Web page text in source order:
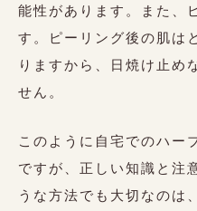
能性があります。また、
す。ピーリング後の肌は
りますから、日焼け止め
せん。
このように自宅でのハー
ですが、正しい知識と注
うな方法でも大切なのは